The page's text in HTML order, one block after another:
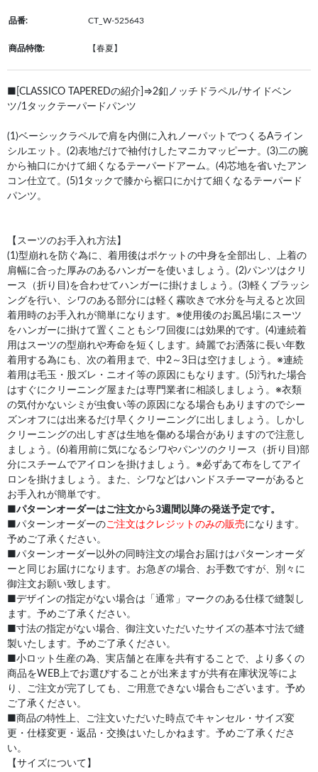
品番: CT_W-525643
商品特徴: 【春夏】
■[CLASSICO TAPEREDの紹介]⇒2釦ノッチドラペル/サイドベン
ツ/1タックテーパードパンツ
(1)ベーシックラペルで肩を内側に入れノーパットでつくるAライン
シルエット。(2)表地だけで袖付けしたマニカマッピーナ。(3)二の腕
から袖口にかけて細くなるテーパードアーム。(4)芯地を省いたアン
コン仕立て。(5)1タックで膝から裾口にかけて細くなるテーパード
パンツ。
【スーツのお手入れ方法】
(1)型崩れを防ぐ為に、着用後はポケットの中身を全部出し、上着の
肩幅に合った厚みのあるハンガーを使いましょう。(2)パンツはクリ
ース（折り目)を合わせてハンガーに掛けましょう。(3)軽くブラッシ
ングを行い、シワのある部分には軽く霧吹きで水分を与えると次回
着用時のお手入れが簡単になります。※使用後のお風呂場にスーツ
をハンガーに掛けて置くこともシワ回復には効果的です。(4)連続着
用はスーツの型崩れや寿命を短くします。綺麗でお洒落に長い年数
着用する為にも、次の着用まで、中2～3日は空けましょう。※連続
着用は毛玉・股ズレ・ニオイ等の原因にもなります。(5)汚れた場合
はすぐにクリーニング屋または専門業者に相談しましょう。※衣類
の気付かないシミが虫食い等の原因になる場合もありますのでシー
ズンオフには出来るだけ早くクリーニングに出しましょう。しかし
クリーニングの出しすぎは生地を傷める場合がありますので注意し
ましょう。(6)着用前に気になるシワやパンツのクリース（折り目)部
分にスチームでアイロンを掛けましょう。※必ずあて布をしてアイ
ロンを掛けましょう。また、シワなどはハンドスチーマーがあると
お手入れが簡単です。
パターンオーダーはご注文から3週間以降の発送予定です。
■パターンオーダーのご注文はクレジットのみの販売になります。
予めご了承ください。
■パターンオーダー以外の同時注文の場合お届けはパターンオーダ
ーと同じお届けになります。お急ぎの場合、お手数ですが、別々に
御注文お願い致します。
■デザインの指定がない場合は「通常」マークのある仕様で縫製し
ます。予めご了承ください。
■寸法の指定がない場合、御注文いただいたサイズの基本寸法で縫
製いたします。予めご了承ください。
■小ロット生産の為、実店舗と在庫を共有することで、より多くの
商品をWEB上でお選びすることが出来ますが共有在庫状況等によ
り、ご注文が完了しても、ご用意できない場合もございます。予め
ご了承ください。
■商品の特性上、ご注文いただいた時点でキャンセル・サイズ変
更・仕様変更・返品・交換はいたしかねます。予めご了承くださ
い。
【サイズについて】